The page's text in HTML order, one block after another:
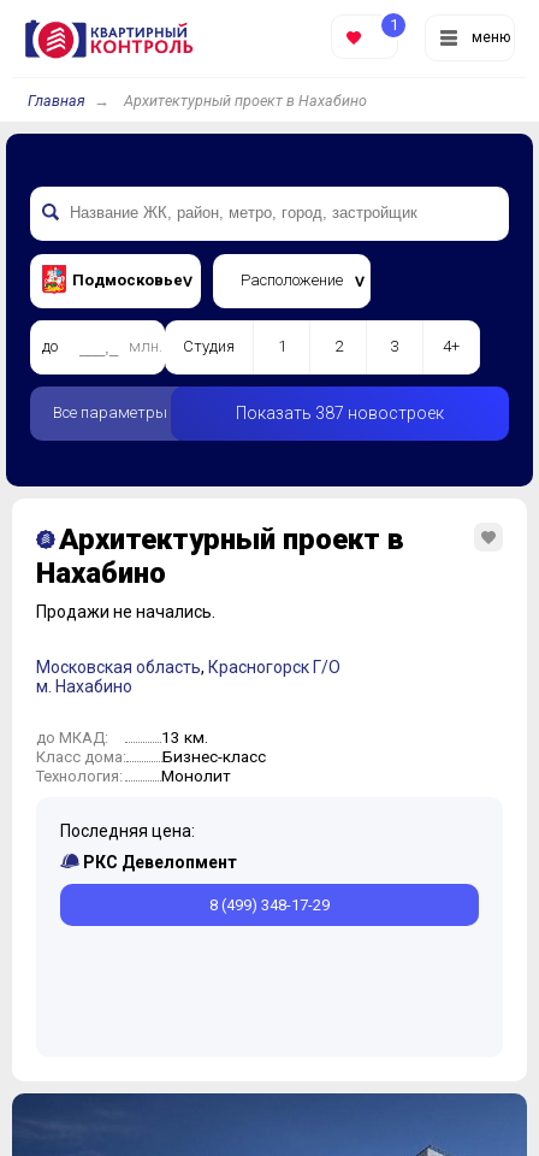
меню
1
Главная Архитектурный проект в Нахабино
Подмосковье Расположение
до млн. Студия 1 2 3 4+
Все параметры Показать 387 новостроек
Архитектурный проект в
Нахабино
Продажи не начались.
Московская область, Красногорск Г/О
м. Нахабино
до МКАД: 13 км.
Класс дома: Бизнес-класс
Технология: Монолит
Последняя цена:
РКС Девелопмент
8 (499) 348-17-29